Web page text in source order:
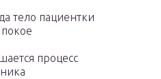
тело пациентки
процесс